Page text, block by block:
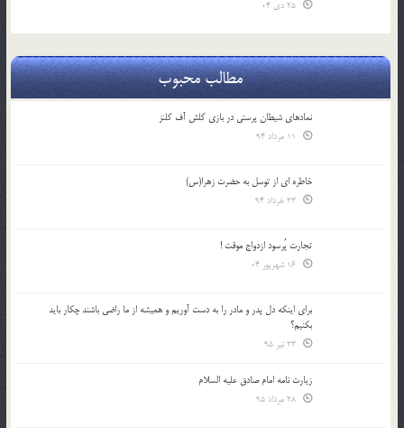
مطالب محبوب
نمادهای شیطان پرستی در بازی کلش آف کلنز
خاطره ای از توسل به حضرت زهرا(س)
تجارت پُرسود ازدواج موقت !
براي اينكه دل پدر و مادر را به دست آوريم و هميشه از ما راضي باشند چكار بايد
بكنيم؟
زیارت نامه امام صادق علیه السلام